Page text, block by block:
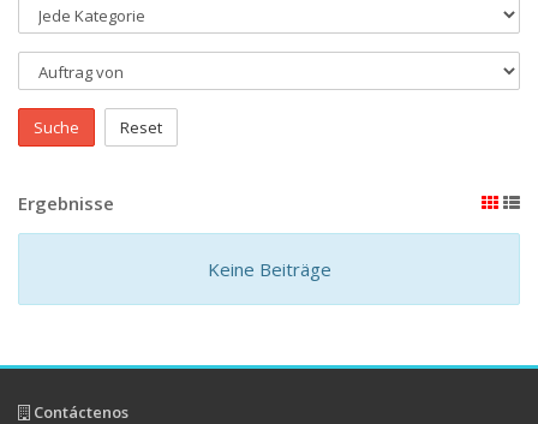
Suche Reset
Ergebnisse
Keine Beiträge
Contáctenos